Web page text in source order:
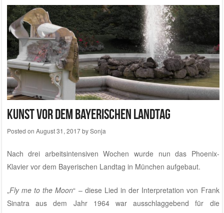
Post navigation
Kunst vor dem Bayerischen Landtag
Posted on August 31, 2017bySonja
Nach drei arbeitsintensiven Wochen wurde nun das Phoenix-
Klavier vor dem Bayerischen Landtag in München aufgebaut.
„Fly me to the Moon“ – diese Lied in der Interpretation von Frank
Sinatra aus dem Jahr 1964 war ausschlaggebend für die